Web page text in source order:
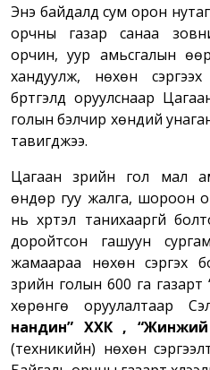
Энэ байдалд сум орон
орчны газар санаа
орчин, уур амьсгалын
хандуулж, нөхөн
бүртгэлд оруулснаар
голын бэлчир хөндий
тавигджээ.
Цагаан зүрийн гол мал
өндөр гуу жалга, шороон
нь хүртэл танихааргүй
доройтсон гашуун
жамаараа нөхөн сэргэх
зүрийн голын 600 га
хөрөнгө оруулалтаар
нандин” ХХК ,
(техникийн) нөхөн